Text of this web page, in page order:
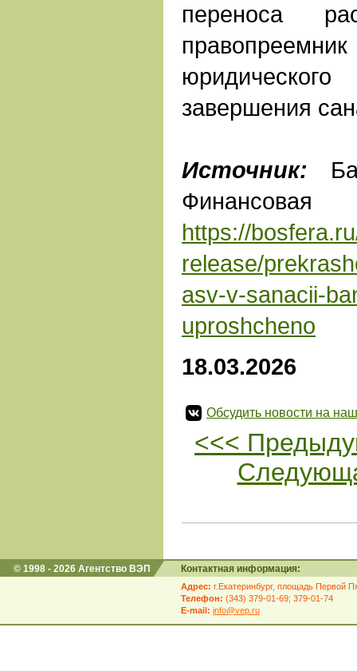
переноса
завершения
Источник:
https://
release/
asv-v-sanacii-
uproshcheno
18.03.2026
Обсудить новости на
<<<
© 1998 - 2026 Агентство ВЭП Контактная информация:
Адрес: г.Екатеринбург, площадь Первой
Телефон: (343) 379-01-69; 379-01-74
E-mail: info@vep.ru